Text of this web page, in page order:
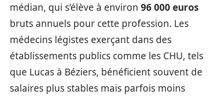
médian, qui s’élève à environ 96 000 euros
bruts annuels pour cette profession. Les
médecins légistes exerçant dans des
établissements publics comme les CHU, tels
que Lucas à Béziers, bénéficient souvent de
salaires plus stables mais parfois moins